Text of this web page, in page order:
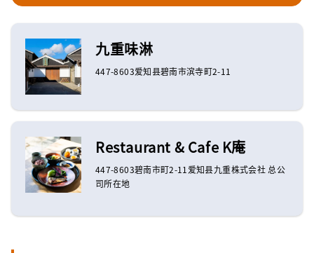
九重味淋
447-8603爱知县碧南市滨寺町2-11
Restaurant & Cafe K庵
447-8603碧南市町2-11爱知县九重株式会社 总公
司所在地